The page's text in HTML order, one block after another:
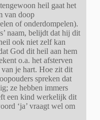
heil gaat het
van doop
of onderdompelen).
naam, belijdt dat hij dit
ook niet zelf kan
God dit heil aan hem
o.a. het afsterven
je hart. Hoe zit dit
spreken dat
ze hebben immers
een kind werkelijk dit
‘ja’ vraagt wel om